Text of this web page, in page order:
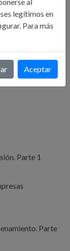
Parte 1
Parte
legítimos en
Para más
Aceptar